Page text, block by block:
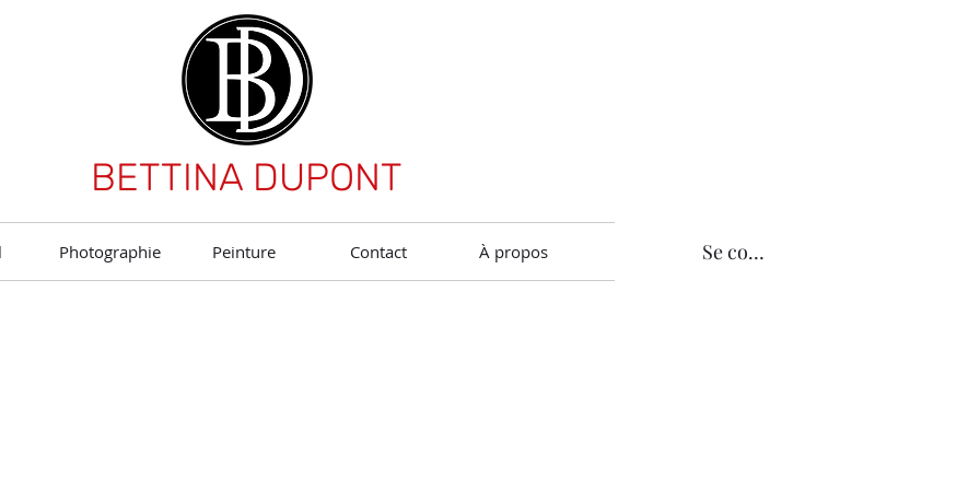
BETTINA DUPONT
Photographie Peinture Contact À propos Se connecter